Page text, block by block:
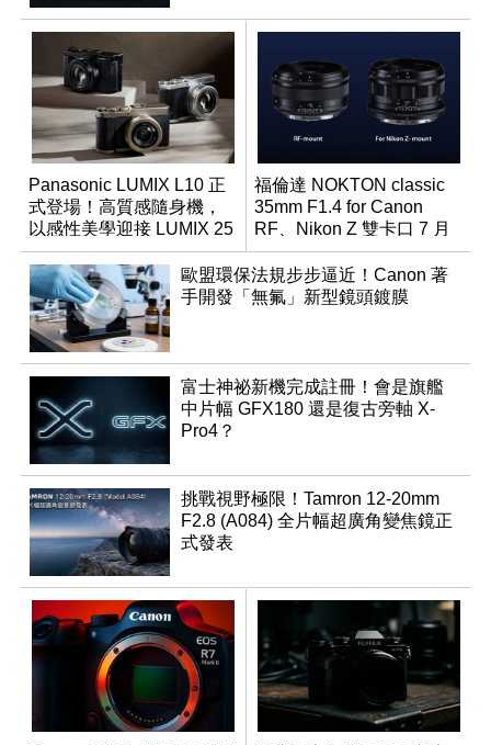
Panasonic LUMIX L10 正
式登場！高質感隨身機，
以感性美學迎接 LUMIX 25
週年
福倫達 NOKTON classic
35mm F1.4 for Canon
RF、Nikon Z 雙卡口 7 月
同步登台
歐盟環保法規步步逼近！Canon 著
手開發「無氟」新型鏡頭鍍膜
富士神祕新機完成註冊！會是旗艦
中片幅 GFX180 還是復古旁軸 X-
Pro4？
挑戰視野極限！Tamron 12-20mm
F2.8 (A084) 全片幅超廣角變焦鏡正
式發表